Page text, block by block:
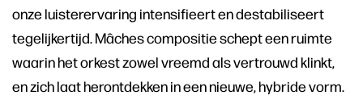
onze luisterervaring intensifieert en destabiliseert
tegelijkertijd. Mâches compositie schept een ruimte
waarin het orkest zowel vreemd als vertrouwd klinkt,
en zich laat herontdekken in een nieuwe, hybride vorm.